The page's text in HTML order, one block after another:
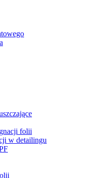
folii
w detailingu